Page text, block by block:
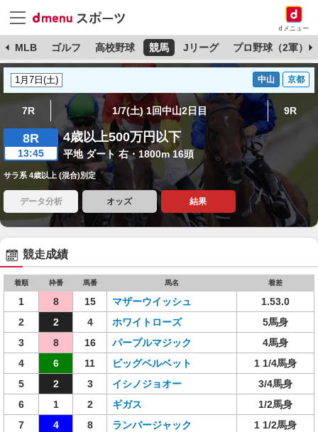
dメニュー
MLB ゴルフ 高校野球 競馬 Jリーグ プロ野球（2軍）
中山 京都
7R 1/7(土) 1回中山2日目 9R
8R
13:45
4歳以上500万円以下
平地 ダート 右・1800m 16頭
サラ系 4歳以上 (混合)別定
データ分析 オッズ 結果
競走成績
着順 枠番 馬番 馬名 着差
1 8 15 マザーウイッシュ
1.53.0
2
2 4 ホワイトローズ
5馬身
3
8 16 パープルマジック
4馬身
4
6 11 ビッグベルベット
1 1/4馬身
5
2 3 イシノジョオー
3/4馬身
6
1 2 ギガス
1/2馬身
7
4 8 ランバージャック
1 1/2馬身